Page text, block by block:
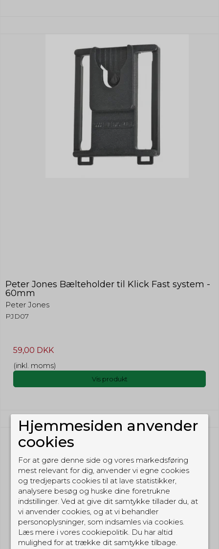
Peter Jones Bælteholder til Klick Fast system -
60mm
Peter Jones
PJD07
59,00 DKK
(inkl. moms)
Vis produkt
Hjemmesiden anvender
cookies
For at gøre denne side og vores markedsføring
mest relevant for dig, anvender vi egne cookies
og tredjeparts cookies til at lave statistikker,
analysere besøg og huske dine foretrukne
indstillinger. Ved at give dit samtykke tillader du, at
vi anvender cookies, og at vi behandler
personoplysninger, som indsamles via cookies.
Læs mere i vores cookiepolitik. Du har altid
mulighed for at trække dit samtykke tilbage.